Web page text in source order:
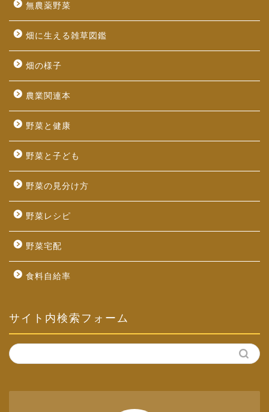
無農薬野菜
畑に生える雑草図鑑
畑の様子
農業関連本
野菜と健康
野菜と子ども
野菜の見分け方
野菜レシピ
野菜宅配
食料自給率
サイト内検索フォーム